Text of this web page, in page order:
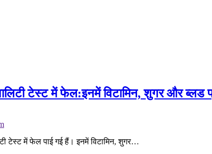
टेस्ट में फेल:इनमें विटामिन, शुगर और ब्लड
टेस्ट में फेल पाई गई हैं। इनमें विटामिन, शुगर…